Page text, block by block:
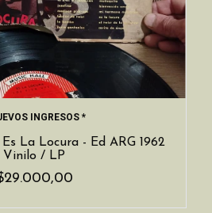
INGRESOS *
La Locura - Ed ARG 1962
Vinilo / LP